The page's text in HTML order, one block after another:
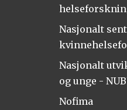
Nasjonalt
Nasjonalt
og unge -
Nofima